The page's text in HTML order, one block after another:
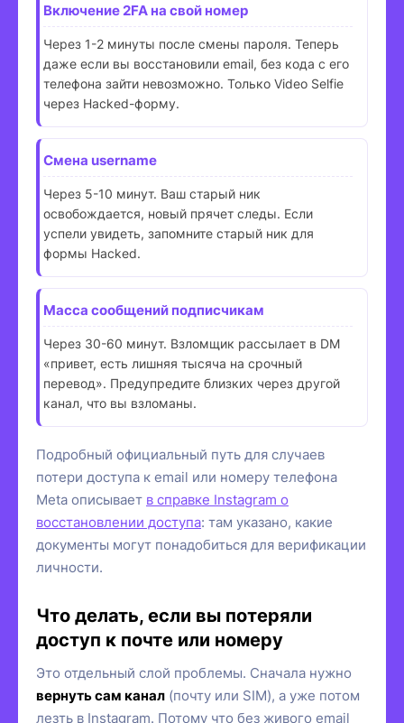
Включение 2FA на свой номер
Через 1-2 минуты после смены пароля. Теперь
даже если вы восстановили email, без кода с его
телефона зайти невозможно. Только Video Selfie
через Hacked-форму.
Смена username
Через 5-10 минут. Ваш старый ник
освобождается, новый прячет следы. Если
успели увидеть, запомните старый ник для
формы Hacked.
Масса сообщений подписчикам
Через 30-60 минут. Взломщик рассылает в DM
«привет, есть лишняя тысяча на срочный
перевод». Предупредите близких через другой
канал, что вы взломаны.
Подробный официальный путь для случаев
потери доступа к email или номеру телефона
Meta описывает в справке Instagram о
восстановлении доступа: там указано, какие
документы могут понадобиться для верификации
личности.
Что делать, если вы потеряли
доступ к почте или номеру
Это отдельный слой проблемы. Сначала нужно
вернуть сам канал (почту или SIM), а уже потом
лезть в Instagram. Потому что без живого email